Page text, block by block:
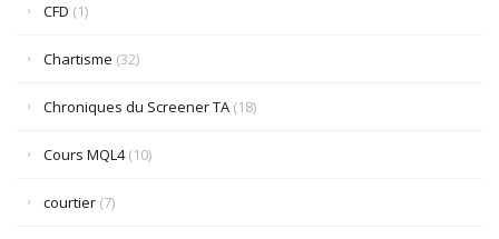
CFD (1)
Chartisme (32)
Chroniques du Screener TA (18)
Cours MQL4(10)
courtier (7)